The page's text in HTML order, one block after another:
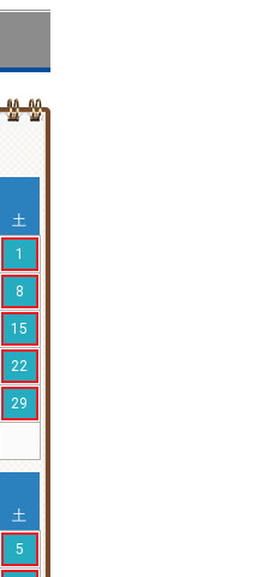
土
1
8
15
22
29
土
5